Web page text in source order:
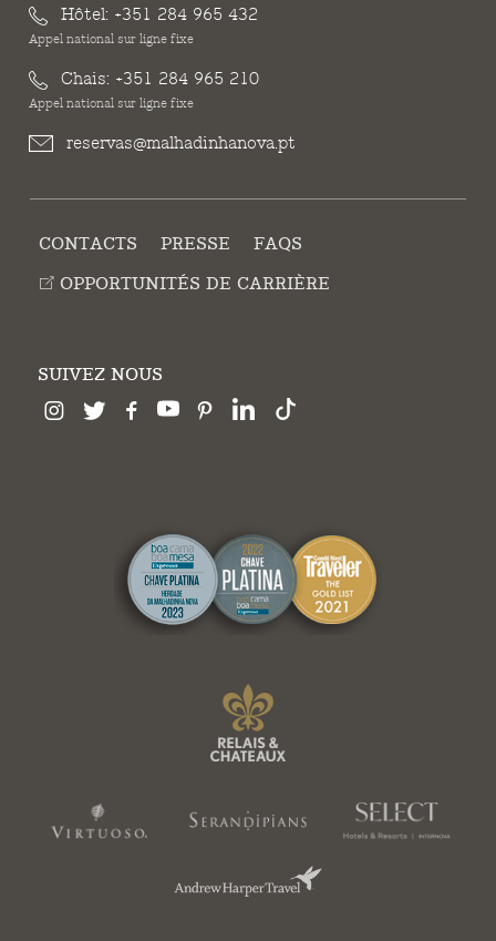
Hôtel: +351 284 965 432
Appel national sur ligne fixe
Chais: +351 284 965 210
Appel national sur ligne fixe
reservas@malhadinhanova.pt
CONTACTS PRESSE
FAQS
OPPORTUNITÉS DE CARRIÈRE
SUIVEZ NOUS